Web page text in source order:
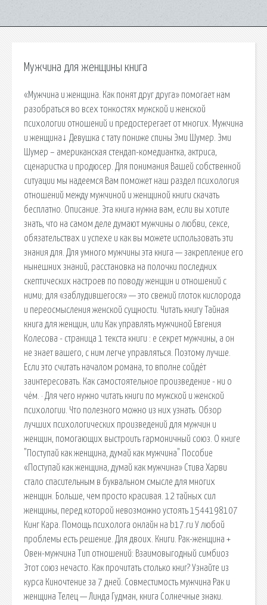
Мужчина для женщины книга
«Мужчина и женщина. Как понят друг друга» помогает нам
разобраться во всех тонкостях мужской и женской
психологии отношений и предостерегает от многих. Мужчина
и женщина↓ Девушка с тату пониже спины Эми Шумер. Эми
Шумер – американская стендап-комедиантка, актриса,
сценаристка и продюсер. Для понимания Вашей собственной
ситуации мы надеемся Вам поможет наш раздел психология
отношений между мужчиной и женщиной книги скачать
бесплатно. Описание. Эта книга нужна вам, если вы хотите
знать, что на самом деле думают мужчины о любви, сексе,
обязательствах и успехе и как вы можете использовать эти
знания для. Для умного мужчины эта книга — закрепление его
нынешних знаний, расстановка на полочки последних
скептических настроев по поводу женщин и отношений с
ними; для «заблудившегося» — это свежий глоток кислорода
и переосмысления женской сущности. Читать книгу Тайная
книга для женщин, или Как управлять мужчиной Евгения
Колесова - страница 1 текста книги : е секрет мужчины, а он
не знает вашего, с ним легче управляться. Поэтому лучше.
Если это считать началом романа, то вполне сойдёт
заинтересовать. Как самостоятельное произведение - ни о
чём. · Для чего нужно читать книги по мужской и женской
психологии. Что полезного можно из них узнать. Обзор
лучших психологических произведений для мужчин и
женщин, помогающих выстроить гармоничный союз. О книге
"Поступай как женщина, думай как мужчина" Пособие
«Поступай как женщина, думай как мужчина» Стива Харви
стало спасительным в буквальном смысле для многих
женщин. Больше, чем просто красивая. 12 тайных сил
женщины, перед которой невозможно устоять 1544198107
Кинг Кара. Помощь психолога онлайн на b17.ru У любой
проблемы есть решение. Для двоих. Книги. Рак-женщина +
Овен-мужчина Тип отношений: Взаимовыгодный симбиоз
Этот союз нечасто. Как прочитать столько книг? Узнайте из
курса Киночтение за 7 дней. Совместимость мужчина Рак и
женщина Телец — Линда Гудман, книга Солнечные знаки.